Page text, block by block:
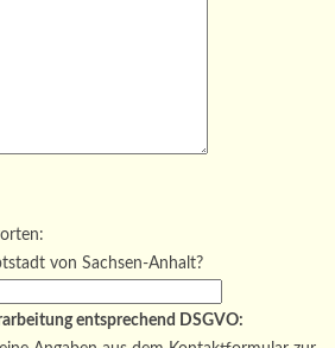
von Sachsen-Anhalt?
entsprechend DSGVO: